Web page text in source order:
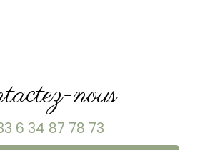
nous
6 34 87 78 73